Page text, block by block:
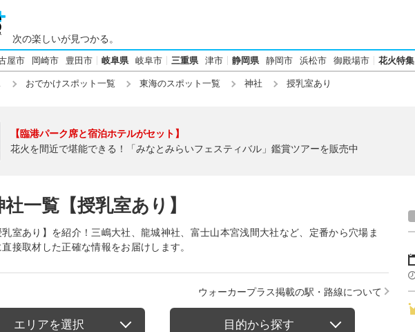
次の楽しいが見つかる。
屋市 岡崎市 豊田市 岐阜県 岐阜市 三重県 津市 静岡県 静岡市 浜松市 御殿場市 花火特集
おでかけスポット一覧 東海のスポット一覧 神社 授乳室あり
【臨港パーク席と宿泊ホテルがセット】
花火を間近で堪能できる！「みなとみらいフェスティバル」鑑賞ツアーを販売中
一覧【授乳室あり】
室あり】を紹介！三嶋大社、龍城神社、富士山本宮浅間大社など、定番から穴場ま
接取材した正確な情報をお届けします。
ウォーカープラス掲載の駅・路線について
エリアを選択 目的から探す